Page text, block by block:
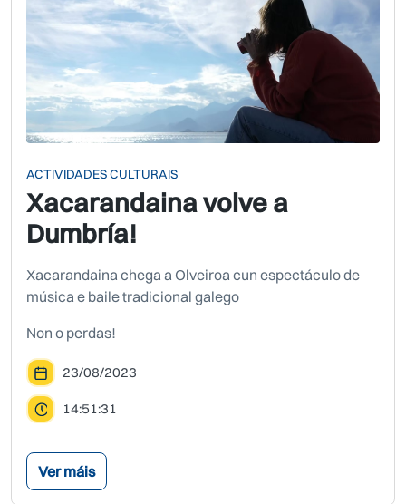
ACTIVIDADES CULTURAIS
Xacarandaina volve a
Dumbría!
Xacarandaina chega a Olveiroa cun espectáculo de
música e baile tradicional galego
Non o perdas!
23/08/2023
14:51:31
Ver máis